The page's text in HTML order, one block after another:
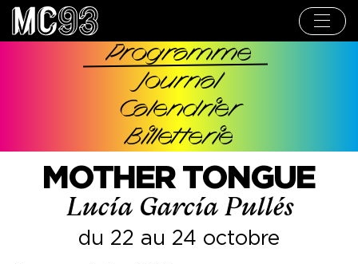
Aller
contenu
Navigation
Programme
Journal
Calendrier
Billetterie
MOTHER TONGUE
Lucía García Pullés
du 22 au 24 octobre